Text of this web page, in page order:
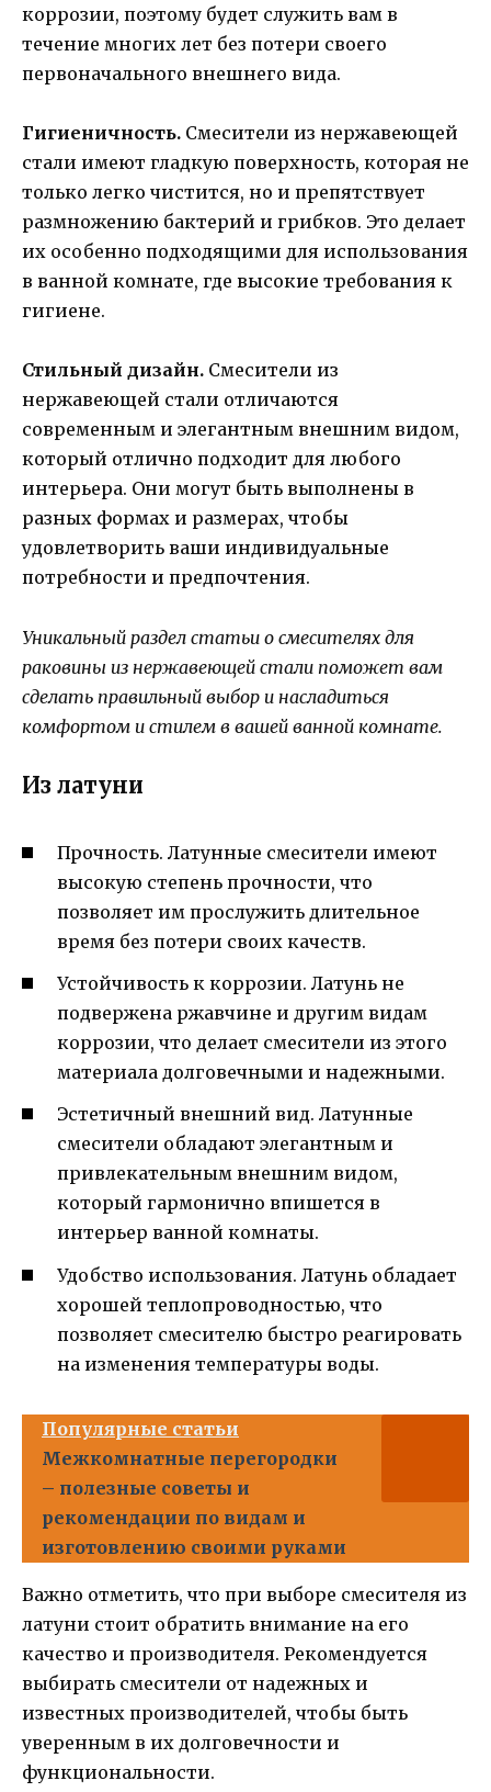
коррозии, поэтому будет служить вам в
течение многих лет без потери своего
первоначального внешнего вида.
Гигиеничность. Смесители из нержавеющей
стали имеют гладкую поверхность, которая не
только легко чистится, но и препятствует
размножению бактерий и грибков. Это делает
их особенно подходящими для использования
в ванной комнате, где высокие требования к
гигиене.
Стильный дизайн. Смесители из
нержавеющей стали отличаются
современным и элегантным внешним видом,
который отлично подходит для любого
интерьера. Они могут быть выполнены в
разных формах и размерах, чтобы
удовлетворить ваши индивидуальные
потребности и предпочтения.
Уникальный раздел статьи о смесителях для
раковины из нержавеющей стали поможет вам
сделать правильный выбор и насладиться
комфортом и стилем в вашей ванной комнате.
Из латуни
Прочность. Латунные смесители имеют
высокую степень прочности, что
позволяет им прослужить длительное
время без потери своих качеств.
Устойчивость к коррозии. Латунь не
подвержена ржавчине и другим видам
коррозии, что делает смесители из этого
материала долговечными и надежными.
Эстетичный внешний вид. Латунные
смесители обладают элегантным и
привлекательным внешним видом,
который гармонично впишется в
интерьер ванной комнаты.
Удобство использования. Латунь обладает
хорошей теплопроводностью, что
позволяет смесителю быстро реагировать
на изменения температуры воды.
Популярные статьи
Межкомнатные перегородки
– полезные советы и
рекомендации по видам и
изготовлению своими руками
Важно отметить, что при выборе смесителя из
латуни стоит обратить внимание на его
качество и производителя. Рекомендуется
выбирать смесители от надежных и
известных производителей, чтобы быть
уверенным в их долговечности и
функциональности.